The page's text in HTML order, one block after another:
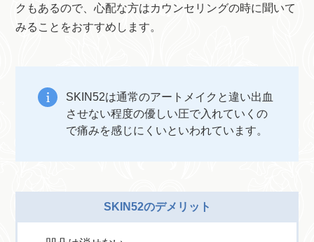
クもあるので、心配な方はカウンセリングの時に聞いて
みることをおすすめします。
SKIN52は通常のアートメイクと違い出血
させない程度の優しい圧で入れていくの
で痛みを感じにくいといわれています。
SKIN52のデメリット